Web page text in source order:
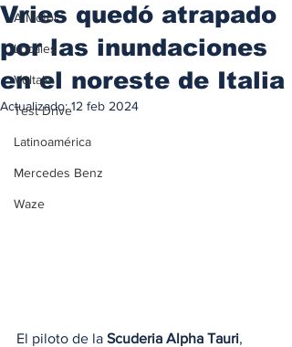
A Motor
Locales
Voltaje
Test Drive
Latinoamérica
Mercedes Benz
Waze
Vries quedó atrapado
por las inundaciones
en el noreste de Italia
Actualizado:12 feb 2024
El piloto de la Scuderia Alpha Tauri,